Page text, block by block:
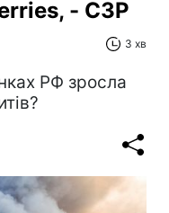
- СЗР
3 хв
РФ зросла